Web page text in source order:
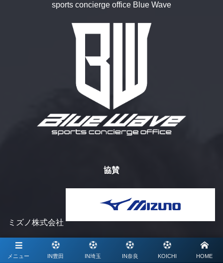
メニュー IN豊田 IN埼玉 IN奈良 KOICHI HOME
sports concierge office Blue Wave
協賛
ミズノ株式会社
メディアパートナー